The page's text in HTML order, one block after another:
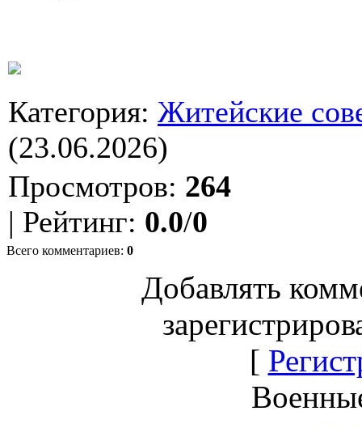
Категория: Житейские
(23.06.2026)
Просмотров: 264
| Рейтинг: 0.0/0
Всего комментариев: 0
Добавлять
[